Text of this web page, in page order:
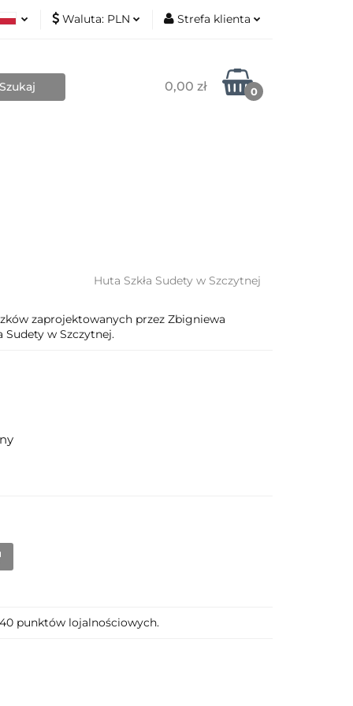
Waluta: PLN Strefa klienta
Zarejestruj się
0,00 zł 0
Nowości
Huta Szkła Sudety w Szczytnej
zaprojektowanych przez Zbigniewa
Sudety w Szczytnej.
punktów lojalnościowych.